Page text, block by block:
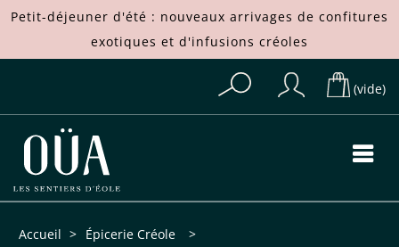
Petit-déjeuner d'été : nouveaux arrivages de confitures
exotiques et d'infusions créoles
(vide)
Accueil > Épicerie Créole
>